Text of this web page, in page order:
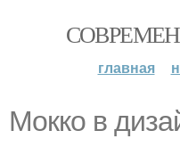
главная
Мокко в